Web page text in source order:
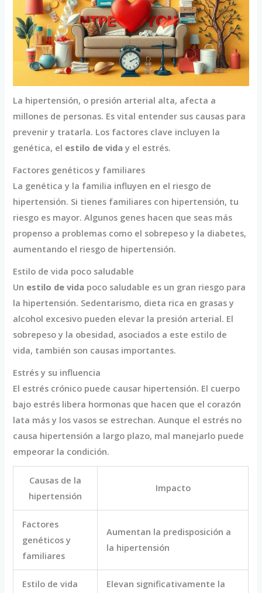
La hipertensión, o presión arterial alta, afecta a
millones de personas. Es vital entender sus causas para
prevenir y tratarla. Los factores clave incluyen la
genética, el estilo de vida y el estrés.
Factores genéticos y familiares
La genética y la familia influyen en el riesgo de
hipertensión. Si tienes familiares con hipertensión, tu
riesgo es mayor. Algunos genes hacen que seas más
propenso a problemas como el sobrepeso y la diabetes,
aumentando el riesgo de hipertensión.
Estilo de vida poco saludable
Un estilo de vida poco saludable es un gran riesgo para
la hipertensión. Sedentarismo, dieta rica en grasas y
alcohol excesivo pueden elevar la presión arterial. El
sobrepeso y la obesidad, asociados a este estilo de
vida, también son causas importantes.
Estrés y su influencia
El estrés crónico puede causar hipertensión. El cuerpo
bajo estrés libera hormonas que hacen que el corazón
lata más y los vasos se estrechan. Aunque el estrés no
causa hipertensión a largo plazo, mal manejarlo puede
empeorar la condición.
Causas de la
hipertensión
Impacto
Factores
genéticos y
familiares
Aumentan la predisposición a
la hipertensión
Estilo de vida Elevan significativamente la